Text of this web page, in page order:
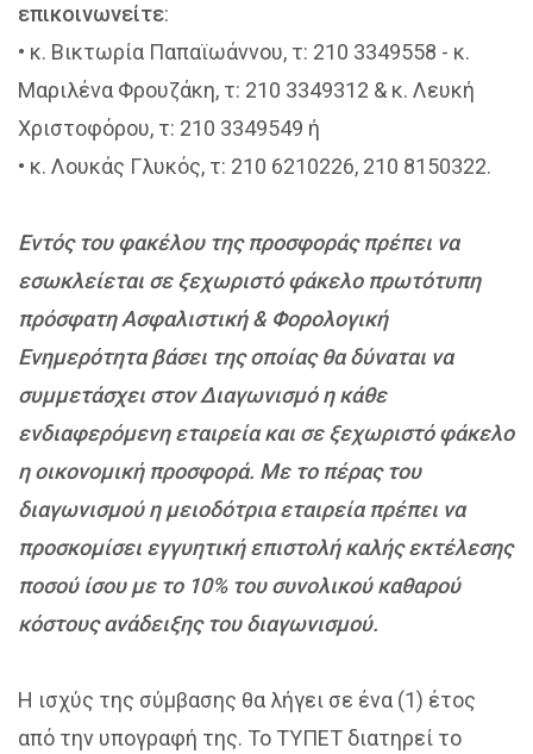
επικοινωνείτε:
• κ. Βικτωρία Παπαϊωάννου, τ: 210 3349558 - κ.
Μαριλένα Φρουζάκη, τ: 210 3349312 & κ. Λευκή
Χριστοφόρου, τ: 210 3349549 ή
• κ. Λουκάς Γλυκός, τ: 210 6210226, 210 8150322.
Εντός του φακέλου της προσφοράς πρέπει να
εσωκλείεται σε ξεχωριστό φάκελο πρωτότυπη
πρόσφατη Ασφαλιστική & Φορολογική
Ενημερότητα βάσει της οποίας θα δύναται να
συμμετάσχει στον Διαγωνισμό η κάθε
ενδιαφερόμενη εταιρεία και σε ξεχωριστό φάκελο
η οικονομική προσφορά. Με το πέρας του
διαγωνισμού η μειοδότρια εταιρεία πρέπει να
προσκομίσει εγγυητική επιστολή καλής εκτέλεσης
ποσού ίσου με το 10% του συνολικού καθαρού
κόστους ανάδειξης του διαγωνισμού.
Η ισχύς της σύμβασης θα λήγει σε ένα (1) έτος
από την υπογραφή της. Το ΤΥΠΕΤ διατηρεί το